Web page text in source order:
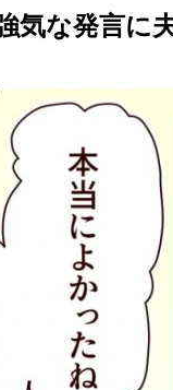
な発言に